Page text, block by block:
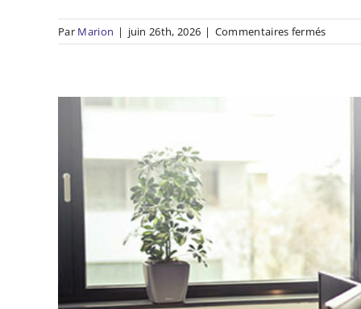
Par Marion | juin 26th, 2026 | Commentaires ferméssur
Bureau